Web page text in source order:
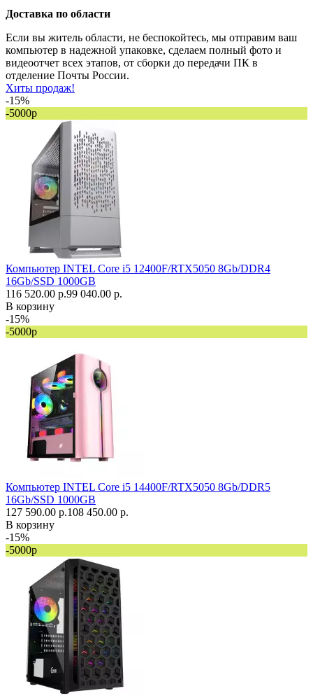
Доставка по области
Если вы житель области, не беспокойтесь, мы отправим ваш
компьютер в надежной упаковке, сделаем полный фото и
видеоотчет всех этапов, от сборки до передачи ПК в
отделение Почты России.
Хиты продаж!
-15%
-5000р
Компьютер INTEL Core i5 12400F/RTX5050 8Gb/DDR4
16Gb/SSD 1000GB
116 520.00 р.99 040.00 р.
В корзину
-15%
-5000р
Компьютер INTEL Core i5 14400F/RTX5050 8Gb/DDR5
16Gb/SSD 1000GB
127 590.00 р.108 450.00 р.
В корзину
-15%
-5000р